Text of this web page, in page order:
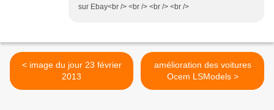
sur Ebay<br /> <br /> <br /> <br />
< image du jour 23 février
2013
amélioration des voitures
Ocem LSModels >